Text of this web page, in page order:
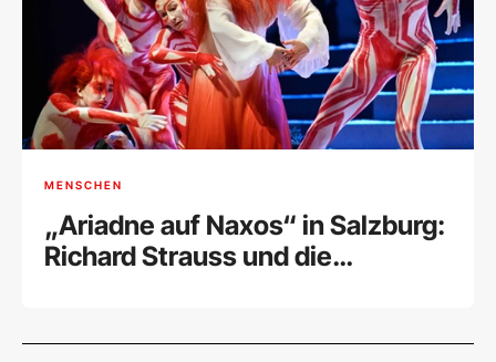
MENSCHEN
„Ariadne auf Naxos“ in Salzburg:
Richard Strauss und die